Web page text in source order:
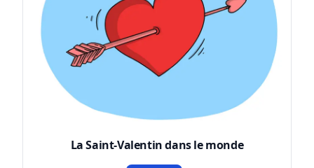
La Saint-Valentin dans le monde